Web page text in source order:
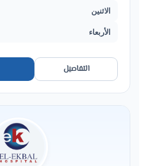
الاثنين
الأربعاء
التفاصيل